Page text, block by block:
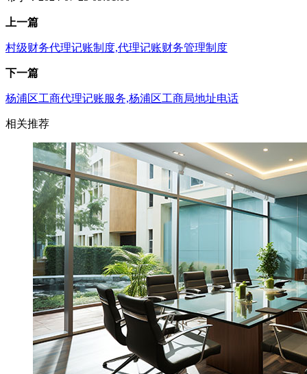
上一篇
村级财务代理记账制度,代理记账财务管理制度
下一篇
杨浦区工商代理记账服务,杨浦区工商局地址电话
相关推荐